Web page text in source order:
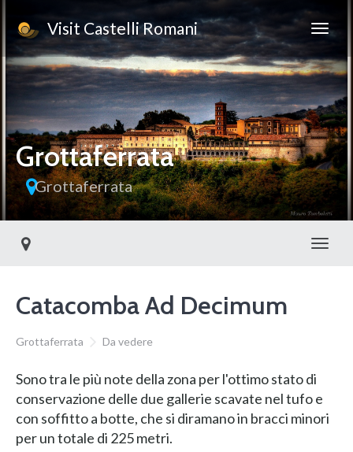
Visit Castelli Romani
Grottaferrata
Grottaferrata
Catacomba Ad Decimum
Grottaferrata Da vedere
Sono tra le più note della zona per l'ottimo stato di
conservazione delle due gallerie scavate nel tufo e
con soffitto a botte, che si diramano in bracci minori
per un totale di 225 metri.